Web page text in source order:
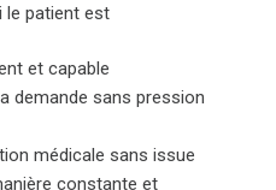
le patient est
et capable
demande sans pression
médicale sans issue
constante et